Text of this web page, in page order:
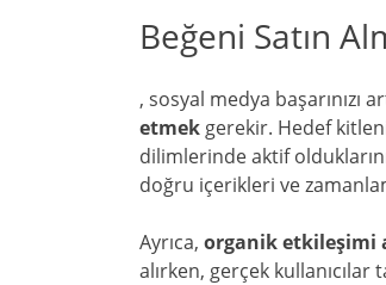
Beğeni Satın
, sosyal medya başarınızı
etmek gerekir. Hedef
dilimlerinde aktif
doğru içerikleri ve
Ayrıca, organik etkileşimi
alırken, gerçek